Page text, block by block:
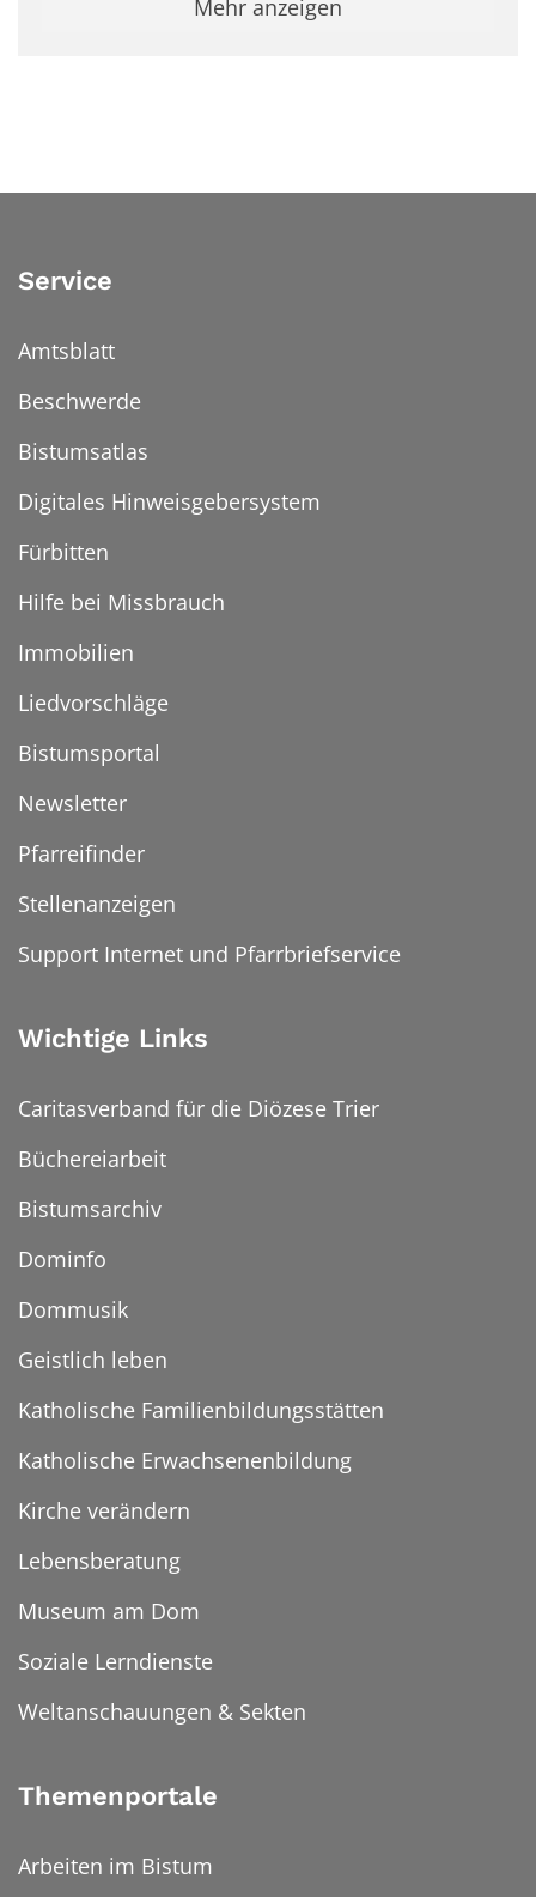
Mehr anzeigen
Service
Amtsblatt
Beschwerde
Bistumsatlas
Digitales Hinweisgebersystem
Fürbitten
Hilfe bei Missbrauch
Immobilien
Liedvorschläge
Bistumsportal
Newsletter
Pfarreifinder
Stellenanzeigen
Support Internet und Pfarrbriefservice
Wichtige Links
Caritasverband für die Diözese Trier
Büchereiarbeit
Bistumsarchiv
Dominfo
Dommusik
Geistlich leben
Katholische Familienbildungsstätten
Katholische Erwachsenenbildung
Kirche verändern
Lebensberatung
Museum am Dom
Soziale Lerndienste
Weltanschauungen & Sekten
Themenportale
Arbeiten im Bistum